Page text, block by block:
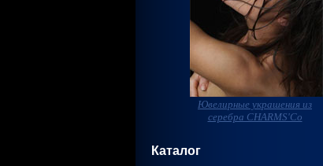
Ювелирные украшения из
серебра CHARMS'Co
Каталог